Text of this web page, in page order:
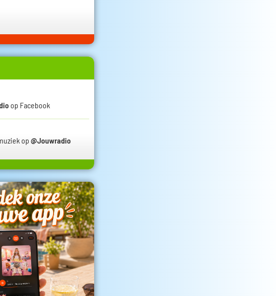
op Facebook
op @Jouwradio